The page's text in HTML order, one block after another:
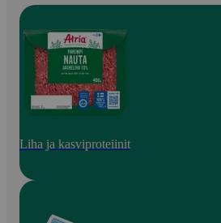
Liha ja kasviproteiinit